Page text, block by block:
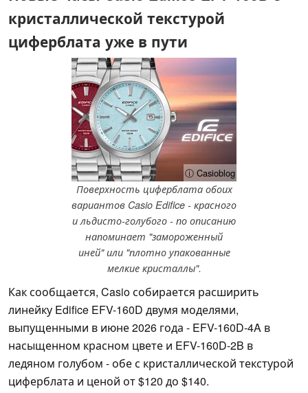
кристаллической текстурой
циферблата уже в пути
ⓘ Casioblog
Поверхность циферблата обоих
вариантов Casio Edifice - красного
и льдисто-голубого - по описанию
напоминает "замороженный
иней" или "плотно упакованные
мелкие кристаллы".
Как сообщается, Casio собирается расширить
линейку Edifice EFV-160D двумя моделями,
выпущенными в июне 2026 года - EFV-160D-4A в
насыщенном красном цвете и EFV-160D-2B в
ледяном голубом - обе с кристаллической текстурой
циферблата и ценой от $120 до $140.